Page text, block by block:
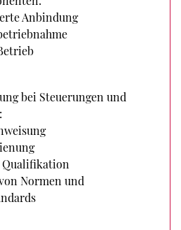
Anbindung
bei Steuerungen und
Normen und